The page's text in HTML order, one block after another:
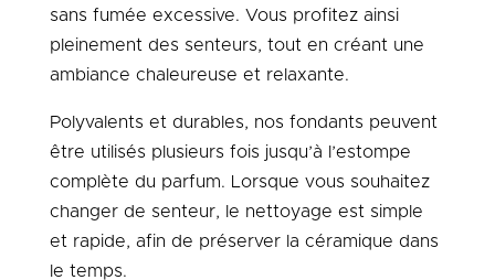
sans fumée excessive. Vous profitez ainsi
pleinement des senteurs, tout en créant une
ambiance chaleureuse et relaxante.
Polyvalents et durables, nos fondants peuvent
être utilisés plusieurs fois jusqu’à l’estompe
complète du parfum. Lorsque vous souhaitez
changer de senteur, le nettoyage est simple
et rapide, afin de préserver la céramique dans
le temps.